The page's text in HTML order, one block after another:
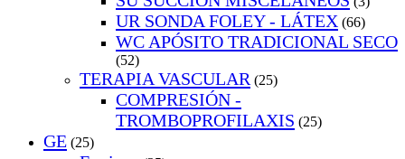
UR SONDA FOLEY - LÁTEX (66)
WC APÓSITO TRADICIONAL SECO
(52)
TERAPIA VASCULAR (25)
COMPRESIÓN -
TROMBOPROFILAXIS (25)
GE (25)